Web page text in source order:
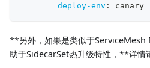
deploy-env : canary
**另外，如果是类似于ServiceMesh
助于SidecarSet热升级特性，**详情